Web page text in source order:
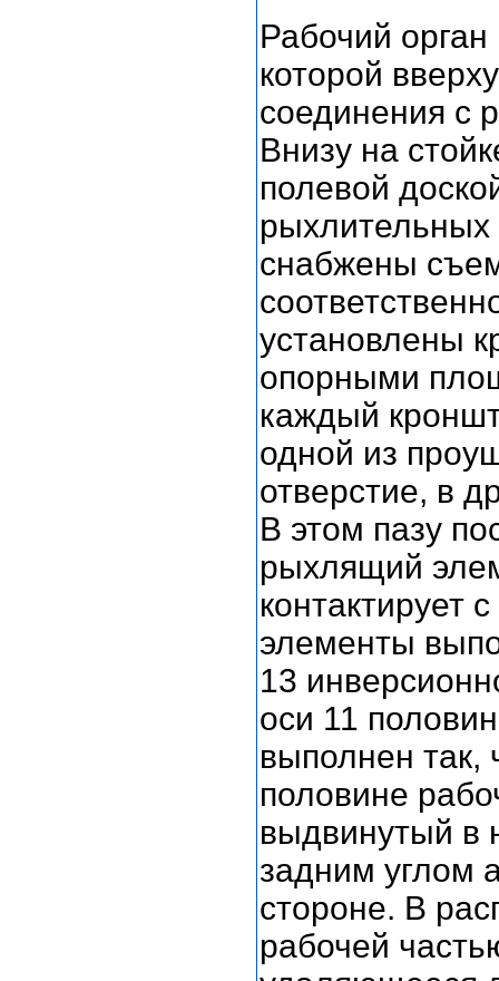
Рабочий
которой
соединения с
Внизу на
полевой
снабжены
установлены
опорными
каждый
одной из
отверстие, в
В этом пазу
рыхлящий
контактирует
элементы
13
оси 11
выполнен так,
половине
выдвинутый в
задним углом
стороне. В
рабочей